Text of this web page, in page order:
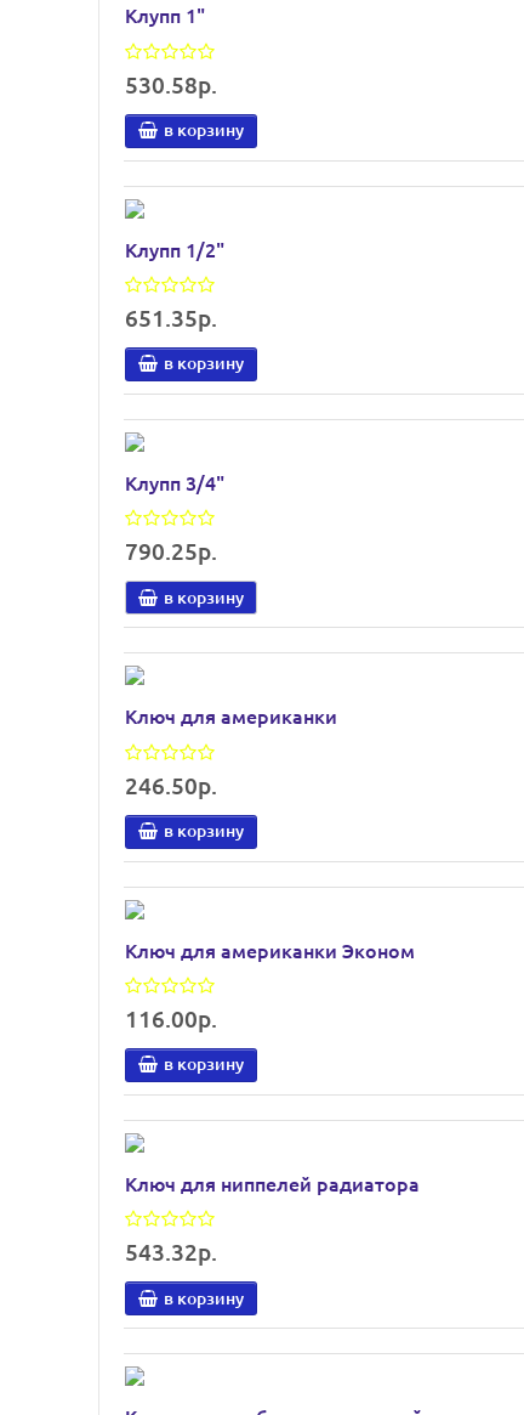
Клупп 1"
530.58р.
в корзину
Клупп 1/2"
651.35р.
в корзину
Клупп 3/4"
790.25р.
в корзину
Ключ для американки
246.50р.
в корзину
Ключ для американки Эконом
116.00р.
в корзину
Ключ для ниппелей радиатора
543.32р.
в корзину